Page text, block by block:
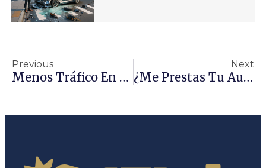
Previous
Menos Tráfico En La Autopista Se Traduce En Menos Choques, Pero También En Un Mayor Riesgo De Lesiones Graves
Next
¿Me Prestas Tu Auto?